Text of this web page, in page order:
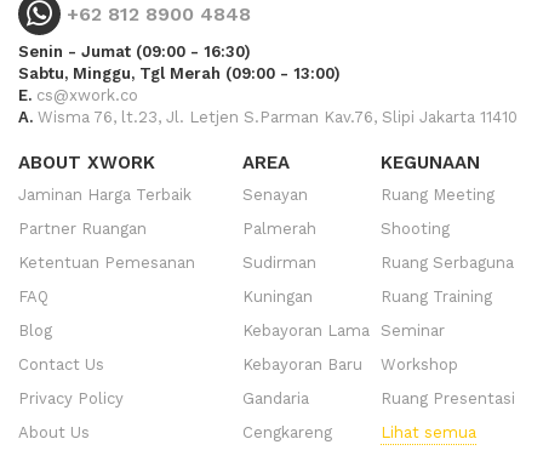
+62 812 8900 4848
Senin - Jumat (09:00 - 16:30)
Sabtu, Minggu, Tgl Merah (09:00 - 13:00)
E. cs@xwork.co
A. Wisma 76, lt.23, Jl. Letjen S.Parman Kav.76, Slipi Jakarta 11410
ABOUT XWORK
Jaminan Harga Terbaik
Partner Ruangan
Ketentuan Pemesanan
FAQ
Blog
Contact Us
Privacy Policy
About Us
AREA
Senayan
Palmerah
Sudirman
Kuningan
Kebayoran Lama
Kebayoran Baru
Gandaria
Cengkareng
KEGUNAAN
Ruang Meeting
Shooting
Ruang Serbaguna
Ruang Training
Seminar
Workshop
Ruang Presentasi
Lihat semua